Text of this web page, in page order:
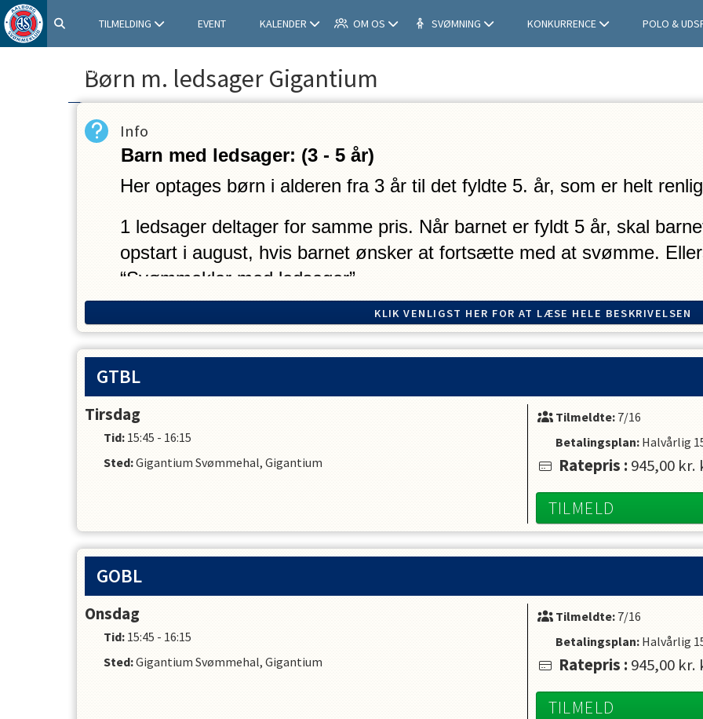
TILMELDING EVENT KALENDER OM OS SVØMNING KONKURRENCE POLO &
SHOP
Børn m. ledsager Gigantium
Info
Barn med ledsager: (3 ‐ 5 år)
Her optages børn i alderen fra 3 år til det fyldte 5. år, som er helt
1 ledsager deltager for samme pris. Når barnet er fyldt 5 år, skal
opstart i august, hvis barnet ønsker at fortsætte med at svømme.
“Svømmeklar med ledsager”
Der undervises 10‐15 minutter, og der satses primært på
nybegynder‐hold. Undervisningens indhold bærer præg af sjov og leg,
oplevelse i vandet og bliver trygge ved at svømme.
Holdet er en god mulighed for, at barnet opbygger både tillid til
med vandet i ung alder ved at blive ledsaget af en forælder. Endelig
undervist, hvilket ledsageren kan bidrage konstruktivt til.  Børn der er
Forudsætninger: Ingen – barnet behøver ikke have tidligere erfaring
Forældre:
KLIK VENLIGST HER FOR AT LÆSE HELE BESKRIVELSEN
GTBL
Tirsdag
Tid: 15:45 - 16:15
Sted:Gigantium Svømmehal, Gigantium
Tilmeldte: 7/16
Betalingsplan: Halvårlig
Ratepris : 945,00 kr.
TILMELD
GOBL
Onsdag
Tid: 15:45 - 16:15
Sted:Gigantium Svømmehal, Gigantium
Tilmeldte: 7/16
Betalingsplan: Halvårlig
Ratepris : 945,00 kr.
TILMELD